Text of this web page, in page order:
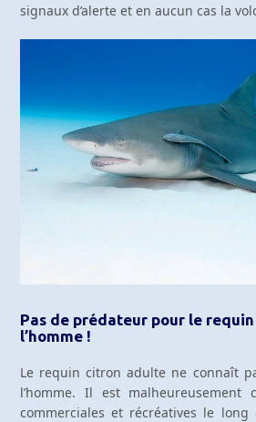
signaux d’alerte et en aucun cas la
Pas de prédateur pour le
l’homme !
Le requin citron adulte ne connaît
l’homme. Il est malheureusement
commerciales et récréatives le long